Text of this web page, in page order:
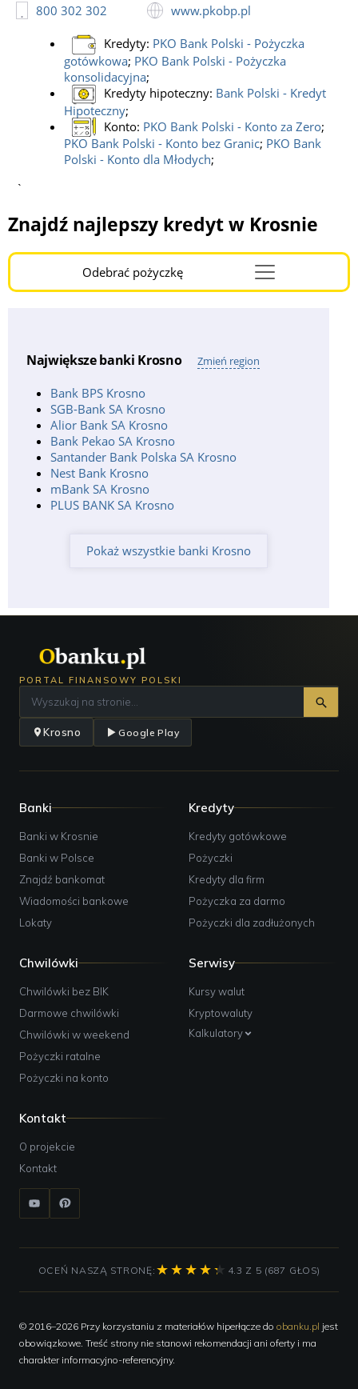
Adres: Juliusza Słowackiego 4, Krosno;
tel: 800 302 302;
Godziny pracy:
całodobowe;
800 302 302 www.pkobp.pl
Kredyty: PKO Bank Polski - Pożyczka
gotówkowa; PKO Bank Polski - Pożyczka
konsolidacyjna;
Kredyty hipoteczny: Bank Polski - Kredyt
Hipoteczny;
Konto: PKO Bank Polski - Konto za Zero;
PKO Bank Polski - Konto bez Granic; PKO Bank
Polski - Konto dla Młodych;
`
Znajdź najlepszy kredyt w Krosnie
Odebrać pożyczkęMenu
Burger
Największe banki Krosno Zmień region
Bank BPS Krosno
SGB-Bank SA Krosno
Alior Bank SA Krosno
Bank Pekao SA Krosno
Santander Bank Polska SA Krosno
Nest Bank Krosno
mBank SA Krosno
PLUS BANK SA Krosno
Pokaż wszystkie banki Krosno
PORTAL FINANSOWY POLSKI
Krosno Google Play
Banki
Banki w Krosnie
Banki w Polsce
Znajdź bankomat
Wiadomości bankowe
Lokaty
Kredyty
Kredyty gotówkowe
Pożyczki
Kredyty dla firm
Pożyczka za darmo
Pożyczki dla zadłużonych
Chwilówki
Chwilówki bez BIK
Darmowe chwilówki
Chwilówki w weekend
Pożyczki ratalne
Pożyczki na konto
Serwisy
Kursy walut
Kryptowaluty
Kalkulatory
Kontakt
O projekcie
Kontakt
OCEŃ NASZĄ STRONĘ: 4.3 Z 5 (687 GŁOS)
© 2016–2026 Przy korzystaniu z materiałów hiperłącze do obanku.pl jest
obowiązkowe. Treść strony nie stanowi rekomendacji ani oferty i ma
charakter informacyjno-referencyjny.